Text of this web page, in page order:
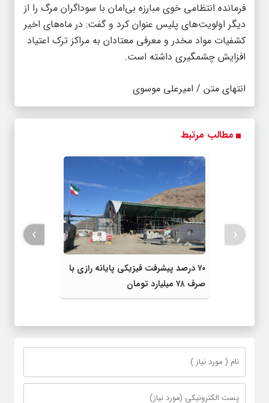
فرمانده انتظامی خوی مبارزه بی‌امان با سوداگران مرگ را از
دیگر اولویت‌های پلیس عنوان کرد و گفت: در ماه‌های اخیر
کشفیات مواد مخدر و معرفی معتادان به مراکز ترک اعتیاد
افزایش چشمگیری داشته است.
انتهای متن / امیرعلی موسوی
مطالب مرتبط
۷۰ درصد پیشرفت فیزیکی پایانه رازی با
صرف ۷۸ میلیارد تومان
‹
›